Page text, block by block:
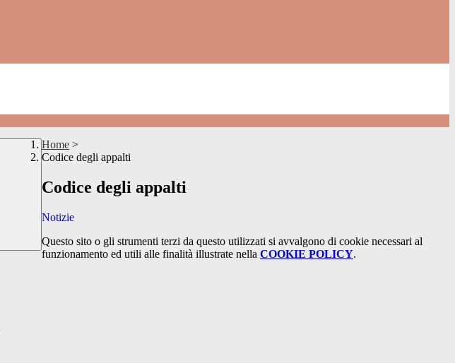
Home >
Codice degli appalti
Codice degli appalti
Notizie
Questo sito o gli strumenti terzi da questo utilizzati si avvalgono di cookie necessari al
funzionamento ed utili alle finalità illustrate nella COOKIE POLICY.